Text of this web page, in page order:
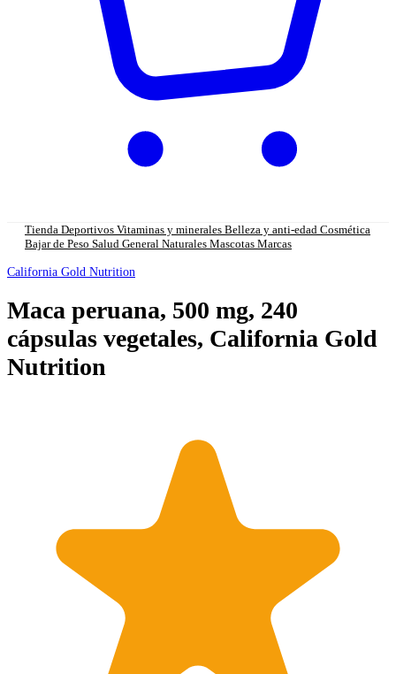
Tienda Deportivos Vitaminas y minerales Belleza y anti-edad Cosmética
Bajar de Peso Salud General Naturales Mascotas Marcas
California Gold Nutrition
Maca peruana, 500 mg, 240
cápsulas vegetales, California Gold
Nutrition